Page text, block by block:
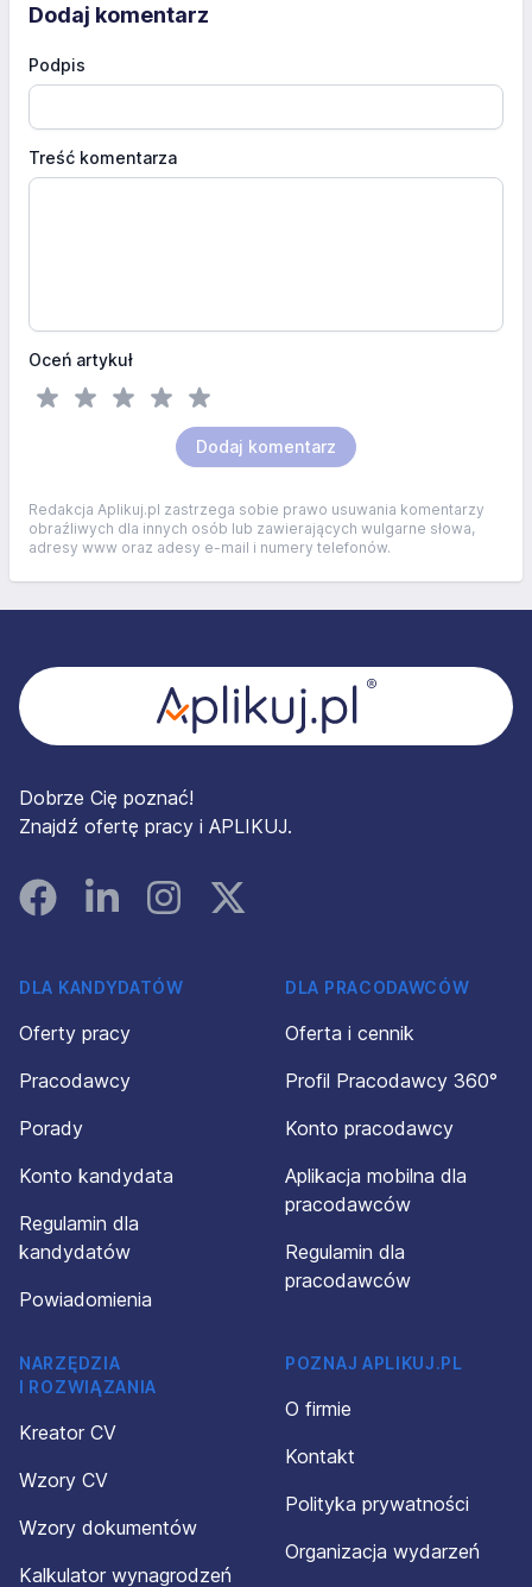
Dodaj komentarz
Podpis
Treść komentarza
Oceń artykuł
Dodaj komentarz
Redakcja Aplikuj.pl zastrzega sobie prawo usuwania komentarzy
obraźliwych dla innych osób lub zawierających wulgarne słowa,
adresy www oraz adesy e-mail i numery telefonów.
Dobrze Cię poznać!
Znajdź ofertę pracy i APLIKUJ.
FacebookLinked InInstagramInstagram
DLA KANDYDATÓW
Oferty pracy
Pracodawcy
Porady
Konto kandydata
Regulamin dla
kandydatów
Powiadomienia
DLA PRACODAWCÓW
Oferta i cennik
Profil Pracodawcy 360°
Konto pracodawcy
Aplikacja mobilna dla
pracodawców
Regulamin dla
pracodawców
NARZĘDZIA
I ROZWIĄZANIA
Kreator CV
Wzory CV
Wzory dokumentów
Kalkulator wynagrodzeń
POZNAJ APLIKUJ.PL
O firmie
Kontakt
Polityka prywatności
Organizacja wydarzeń